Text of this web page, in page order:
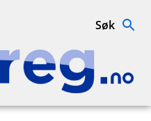
Interreg.no
Søk